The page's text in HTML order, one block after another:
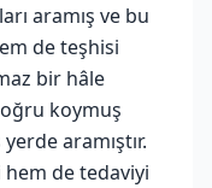
aramış ve bu
de teşhisi
bir hâle
koymuş
aramıştır.
hem de tedaviyi